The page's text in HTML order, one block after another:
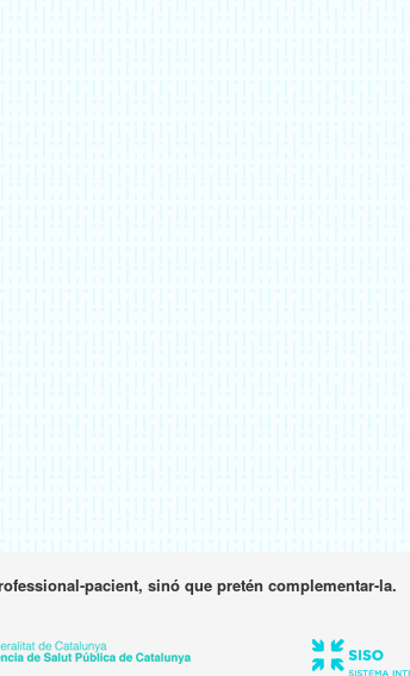
pacient, sinó que pretén complementar-la.